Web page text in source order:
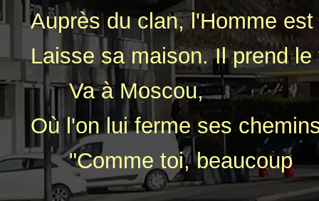
Auprès du clan, l'Homme
Laisse sa maison. Il prend le
Va à Moscou,
Où l'on lui ferme ses
"Comme toi, beaucoup